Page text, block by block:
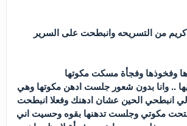
من التسريحه وانبطحت على السرير
وفخوذها وفجأة مسكت مكوتها
.. وانا بدون شعور جلست ادهن مكوتها وهي
لي انبطحي الحين عشان ادهنك وفعلا انبطحت
مكوتي وجلست تدهنها بقوه وحسيت اني